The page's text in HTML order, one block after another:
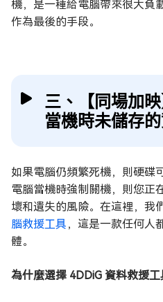
機，是一種給電腦帶來很大負
作為最後的手段。
三、【同場加
當機時未儲存
如果電腦仍頻繁死機，則硬碟
電腦當機時強制關機，則您正
壞和遺失的風險。在這裡，我
腦救援工具 ，這是一款任何人
體。
為什麼選擇 4DDiG 資料救援工